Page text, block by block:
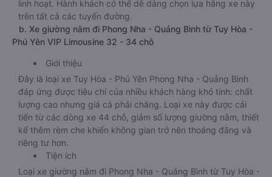
linh hoạt. Hành khách có thể dễ dàng chọn lựa hãng xe này
trên tất cả các tuyến đường.
b. Xe giường nằm đi Phong Nha - Quảng Bình từ Tuy Hòa -
Phú Yên VIP Limousine 32 - 34 chỗ
Giới thiệu
Đây là loại xe Tuy Hòa - Phú Yên Phong Nha - Quảng Bình
đáp ứng được tiêu chí của nhiều khách hàng khó tính: chất
lượng cao nhưng giá cả phải chăng. Loại xe này được cải
tiến từ các dòng xe 44 chỗ, giảm số lượng giường nằm, thiết
kế thêm rèm che khiến không gian trở nên thoáng đãng và
riêng tư hơn.
Tiện ích
Loại xe giường nằm đi Phong Nha - Quảng Bình từ Tuy Hòa -